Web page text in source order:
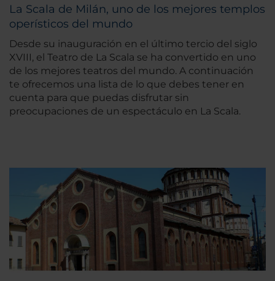
La Scala de Milán, uno de los mejores templos
operísticos del mundo
Desde su inauguración en el último tercio del siglo
XVIII, el Teatro de La Scala se ha convertido en uno
de los mejores teatros del mundo. A continuación
te ofrecemos una lista de lo que debes tener en
cuenta para que puedas disfrutar sin
preocupaciones de un espectáculo en La Scala.